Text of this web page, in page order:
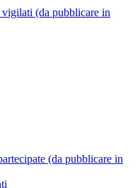
(da pubblicare in
(da pubblicare in